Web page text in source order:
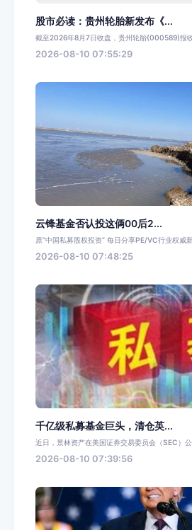
股市必读：贵州轮胎新发布《...
截至2026年8月7日收盘，贵州轮胎(000589)报
2026-08-10 07:55:29
云锋基金否认投这俩00后2...
原“中国私募股权投资” 每日分享PE/VC行业权威
2026-08-10 07:48:25
千亿级私募基金巨头，清仓英...
近日，景林资产在美国证券交易委员会（SEC）
2026-08-10 07:39:56